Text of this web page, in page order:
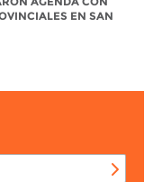
EN SAN